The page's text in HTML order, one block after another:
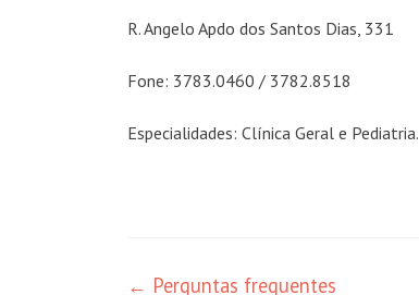
R. Angelo Apdo dos Santos Dias, 331
Fone: 3783.0460 / 3782.8518
Especialidades: Clínica Geral e Pediatria.
← Perguntas frequentes